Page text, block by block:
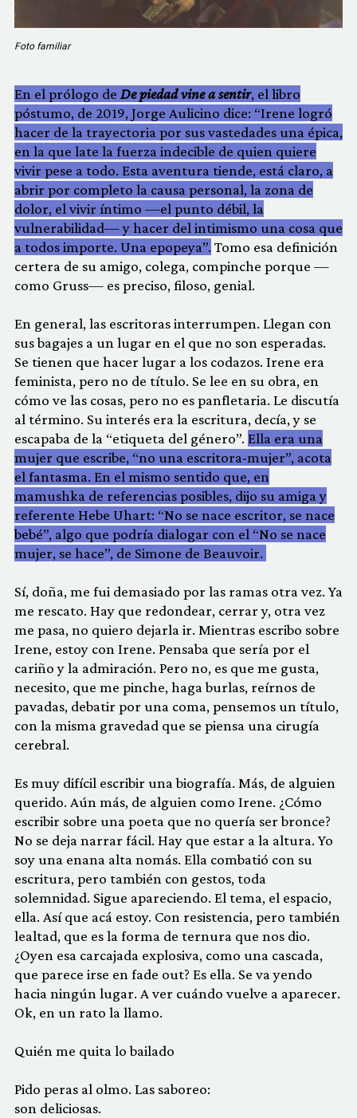
Foto familiar
En el prólogo de De piedad vine a sentir, el libro
póstumo, de 2019, Jorge Aulicino dice: “Irene logró
hacer de la trayectoria por sus vastedades una épica,
en la que late la fuerza indecible de quien quiere
vivir pese a todo. Esta aventura tiende, está claro, a
abrir por completo la causa personal, la zona de
dolor, el vivir íntimo —el punto débil, la
vulnerabilidad— y hacer del intimismo una cosa que
a todos importe. Una epopeya”. Tomo esa definición
certera de su amigo, colega, compinche porque —
como Gruss— es preciso, filoso, genial.
En general, las escritoras interrumpen. Llegan con
sus bagajes a un lugar en el que no son esperadas.
Se tienen que hacer lugar a los codazos. Irene era
feminista, pero no de título. Se lee en su obra, en
cómo ve las cosas, pero no es panfletaria. Le discutía
al término. Su interés era la escritura, decía, y se
escapaba de la “etiqueta del género”. Ella era una
mujer que escribe, “no una escritora-mujer”, acota
el fantasma. En el mismo sentido que, en
mamushka de referencias posibles, dijo su amiga y
referente Hebe Uhart: “No se nace escritor, se nace
bebé”, algo que podría dialogar con el “No se nace
mujer, se hace”, de Simone de Beauvoir.
Sí, doña, me fui demasiado por las ramas otra vez. Ya
me rescato. Hay que redondear, cerrar y, otra vez
me pasa, no quiero dejarla ir. Mientras escribo sobre
Irene, estoy con Irene. Pensaba que sería por el
cariño y la admiración. Pero no, es que me gusta,
necesito, que me pinche, haga burlas, reírnos de
pavadas, debatir por una coma, pensemos un título,
con la misma gravedad que se piensa una cirugía
cerebral.
Es muy difícil escribir una biografía. Más, de alguien
querido. Aún más, de alguien como Irene. ¿Cómo
escribir sobre una poeta que no quería ser bronce?
No se deja narrar fácil. Hay que estar a la altura. Yo
soy una enana alta nomás. Ella combatió con su
escritura, pero también con gestos, toda
solemnidad. Sigue apareciendo. El tema, el espacio,
ella. Así que acá estoy. Con resistencia, pero también
lealtad, que es la forma de ternura que nos dio.
¿Oyen esa carcajada explosiva, como una cascada,
que parece irse en fade out? Es ella. Se va yendo
hacia ningún lugar. A ver cuándo vuelve a aparecer.
Ok, en un rato la llamo.
Quién me quita lo bailado
Pido peras al olmo. Las saboreo:
son deliciosas.